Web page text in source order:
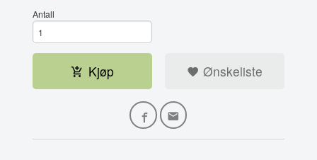
Antall
Kjøp Ønskeliste